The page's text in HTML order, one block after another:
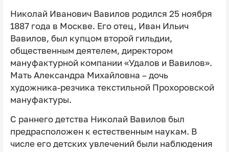
Николай Иванович Вавилов родился 25 ноября
1887 года в Москве. Его отец, Иван Ильич
Вавилов, был купцом второй гильдии,
общественным деятелем, директором
мануфактурной компании «Удалов и Вавилов».
Мать Александра Михайловна – дочь
художника-резчика текстильной Прохоровской
мануфактуры.
С раннего детства Николай Вавилов был
предрасположен к естественным наукам. В
числе его детских увлечений были наблюдения